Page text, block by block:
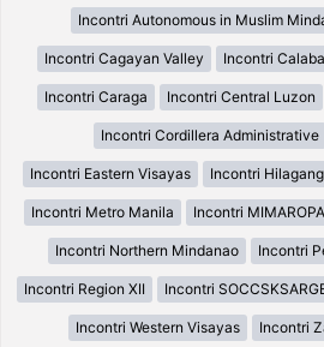
Incontri Autonomous in Muslim
Incontri Cagayan Valley Incontri
Incontri Caraga Incontri Central Luzon
Incontri Cordillera Administrative
Incontri Eastern Visayas Incontri
Incontri Metro Manila Incontri MIMAROPA
Incontri Northern Mindanao Incontri
Incontri Region XII Incontri
Incontri Western Visayas Incontri